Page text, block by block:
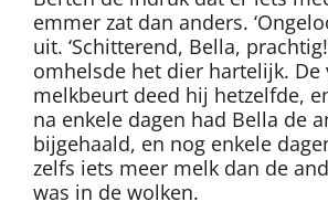
emmer zat dan anders.
uit. ‘Schitterend, Bella,
omhelsde het dier hartelijk. De
melkbeurt deed hij hetzelfde,
na enkele dagen had Bella de
bijgehaald, en nog enkele
zelfs iets meer melk dan de
was in de wolken.